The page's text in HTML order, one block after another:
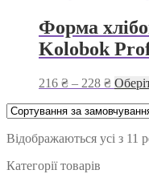
320 ₴
до
500 ₴
Форма
Kolobok
216 ₴ – 228 ₴
від
до
Відображаються усі з 11
Категорії товарів